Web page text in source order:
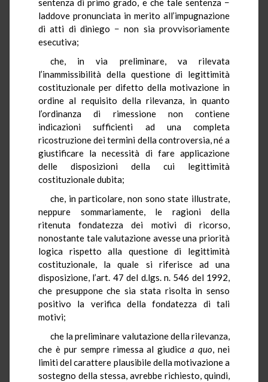
sentenza di primo grado, e che tale sentenza −
laddove pronunciata in merito all’impugnazione
di atti di diniego − non sia provvisoriamente
esecutiva;
che, in via preliminare, va rilevata
l’inammissibilità della questione di legittimità
costituzionale per difetto della motivazione in
ordine al requisito della rilevanza, in quanto
l’ordinanza di rimessione non contiene
indicazioni sufficienti ad una completa
ricostruzione dei termini della controversia, né a
giustificare la necessità di fare applicazione
delle disposizioni della cui legittimità
costituzionale dubita;
che, in particolare, non sono state illustrate,
neppure sommariamente, le ragioni della
ritenuta fondatezza dei motivi di ricorso,
nonostante tale valutazione avesse una priorità
logica rispetto alla questione di legittimità
costituzionale, la quale si riferisce ad una
disposizione, l’art. 47 del d.lgs. n. 546 del 1992,
che presuppone che sia stata risolta in senso
positivo la verifica della fondatezza di tali
motivi;
che la preliminare valutazione della rilevanza,
che è pur sempre rimessa al giudicea quo, nei
limiti del carattere plausibile della motivazione a
sostegno della stessa, avrebbe richiesto, quindi,